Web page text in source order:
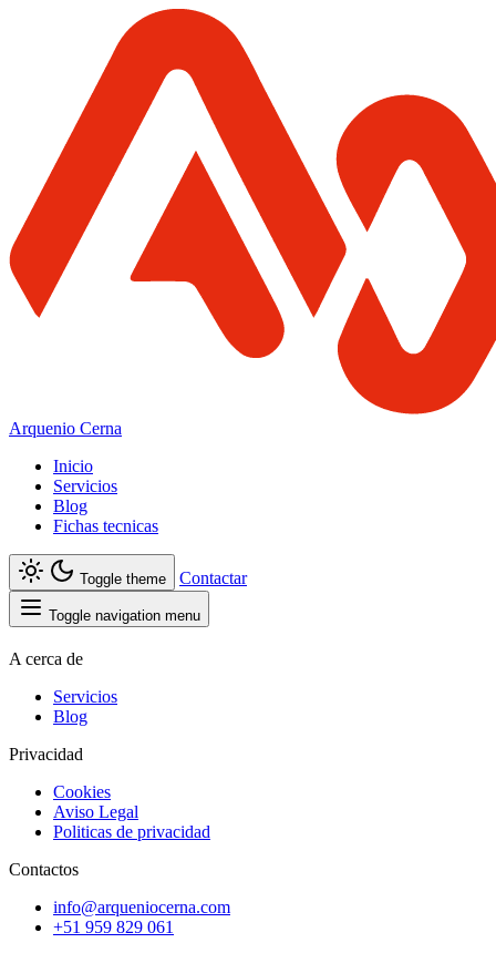
Arquenio Cerna
Inicio
Servicios
Blog
Fichas tecnicas
Toggle theme Contactar
Toggle navigation menu
A cerca de
Servicios
Blog
Privacidad
Cookies
Aviso Legal
Politicas de privacidad
Contactos
info@arqueniocerna.com
+51 959 829 061